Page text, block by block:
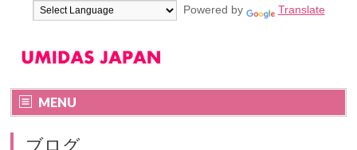
Powered by Translate
MENU
ブログ